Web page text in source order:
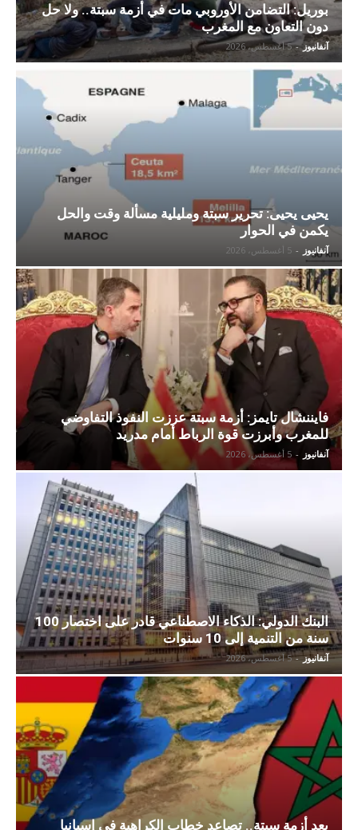
بوريل: التضامن الأوروبي مات في أزمة سبتة.. ولا حل
دون التعاون مع المغرب
آنفانيوز - 5 أغسطس، 2026
يحيى يحيى: تحرير سبتة ومليلية مسألة وقت والحل
يكمن في الحوار
آنفانيوز - 5 أغسطس، 2026
فايننشال تايمز: أزمة سبتة عززت النفوذ التفاوضي
للمغرب وأبرزت قوة الرباط أمام مدريد
آنفانيوز - 5 أغسطس، 2026
البنك الدولي: الذكاء الاصطناعي قادر على اختصار 100
سنة من التنمية إلى 10 سنوات
آنفانيوز - 5 أغسطس، 2026
بعد أزمة سبتة.. تصاعد خطاب الكراهية في إسبانيا